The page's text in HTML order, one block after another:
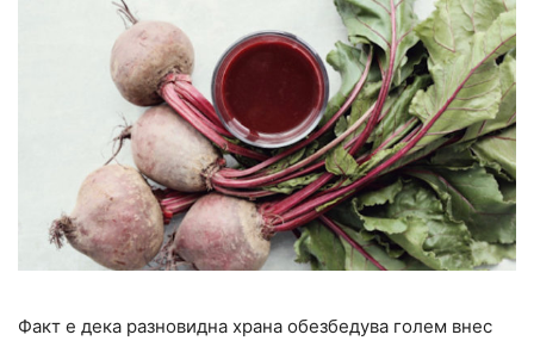
Факт е дека разновидна храна обезбедува голем внес